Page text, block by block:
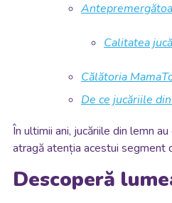
Calitatea
Călătoria
De ce jucăriile
În ultimii ani, jucăriile din lemn
atragă atenția acestui segment
Descoperă